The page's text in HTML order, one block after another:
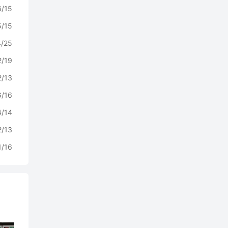
15
15
25
19
13
16
14
13
16